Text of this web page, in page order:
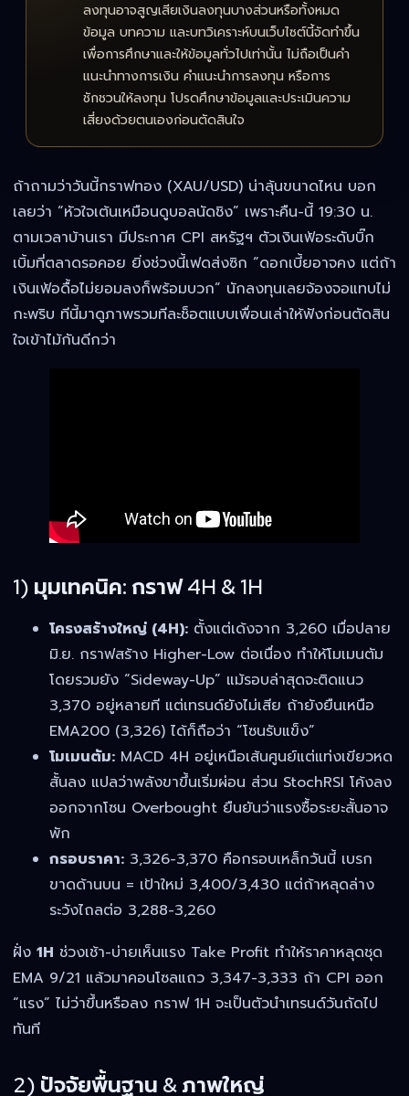
ลงทุนอาจสูญเสียเงินลงทุนบางส่วนหรือทั้งหมด
ข้อมูล บทความ และบทวิเคราะห์บนเว็บไซต์นี้จัดทำขึ้น
เพื่อการศึกษาและให้ข้อมูลทั่วไปเท่านั้น ไม่ถือเป็นคำ
แนะนำทางการเงิน คำแนะนำการลงทุน หรือการ
ชักชวนให้ลงทุน โปรดศึกษาข้อมูลและประเมินความ
เสี่ยงด้วยตนเองก่อนตัดสินใจ
ถ้าถามว่าวันนี้กราฟทอง (XAU/USD) น่าลุ้นขนาดไหน บอก
เลยว่า “หัวใจเต้นเหมือนดูบอลนัดชิง” เพราะคืน-นี้ 19:30 น.
ตามเวลาบ้านเรา มีประกาศ CPI สหรัฐฯ ตัวเงินเฟ้อระดับบิ๊ก
เบิ้มที่ตลาดรอคอย ยิ่งช่วงนี้เฟดส่งซิก “ดอกเบี้ยอาจคง แต่ถ้า
เงินเฟ้อดื้อไม่ยอมลงก็พร้อมบวก” นักลงทุนเลยจ้องจอแทบไม่
กะพริบ ทีนี้มาดูภาพรวมทีละช็อตแบบเพื่อนเล่าให้ฟังก่อนตัดสิน
ใจเข้าไม้กันดีกว่า
1) มุมเทคนิค: กราฟ 4H & 1H
โครงสร้างใหญ่ (4H): ตั้งแต่เด้งจาก 3,260 เมื่อปลาย
มิ.ย. กราฟสร้าง Higher-Low ต่อเนื่อง ทำให้โมเมนตัม
โดยรวมยัง “Sideway-Up” แม้รอบล่าสุดจะติดแนว
3,370 อยู่หลายที แต่เทรนด์ยังไม่เสีย ถ้ายังยืนเหนือ
EMA200 (3,326) ได้ก็ถือว่า “โซนรับแข็ง”
โมเมนตัม: MACD 4H อยู่เหนือเส้นศูนย์แต่แท่งเขียวหด
สั้นลง แปลว่าพลังขาขึ้นเริ่มผ่อน ส่วน StochRSI โค้งลง
ออกจากโซน Overbought ยืนยันว่าแรงซื้อระยะสั้นอาจ
พัก
กรอบราคา: 3,326-3,370 คือกรอบเหล็กวันนี้ เบรก
ขาดด้านบน = เป้าใหม่ 3,400/3,430 แต่ถ้าหลุดล่าง
ระวังไถลต่อ 3,288-3,260
ฝั่ง 1H ช่วงเช้า-บ่ายเห็นแรง Take Profit ทำให้ราคาหลุดชุด
EMA 9/21 แล้วมาคอนโซลแถว 3,347-3,333 ถ้า CPI ออก
“แรง” ไม่ว่าขึ้นหรือลง กราฟ 1H จะเป็นตัวนำเทรนด์วันถัดไป
ทันที
2) ปัจจัยพื้นฐาน & ภาพใหญ่